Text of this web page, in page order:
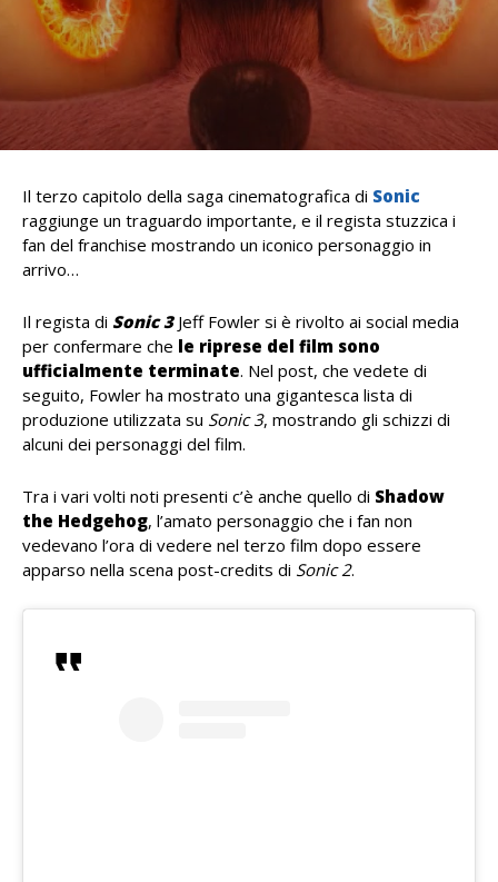
Il terzo capitolo della saga cinematografica di Sonic
raggiunge un traguardo importante, e il regista stuzzica i
fan del franchise mostrando un iconico personaggio in
arrivo…
Il regista di Sonic 3Jeff Fowler si è rivolto ai social media
per confermare che le riprese del film sono
ufficialmente terminate. Nel post, che vedete di
seguito, Fowler ha mostrato una gigantesca lista di
produzione utilizzata su Sonic 3, mostrando gli schizzi di
alcuni dei personaggi del film.
Tra i vari volti noti presenti c’è anche quello di Shadow
the Hedgehog, l’amato personaggio che i fan non
vedevano l’ora di vedere nel terzo film dopo essere
apparso nella scena post-credits di Sonic 2.